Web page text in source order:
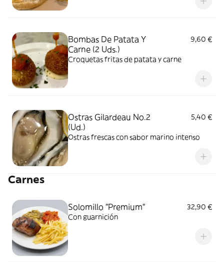
Bombas De Patata Y
Carne (2 Uds.)
9,60 €
Croquetas fritas de patata y carne
Ostras Gilardeau No.2
(Ud.)
5,40 €
Ostras frescas con sabor marino intenso
Carnes
Solomillo "Premium"
32,90 €
Con guarnición